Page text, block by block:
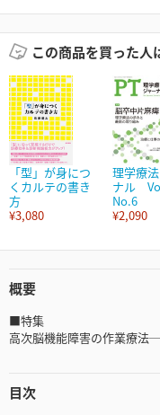
この商品を買った人
「型」が身につ
くカルテの書き
方
¥3,080
理学療
ナル
No.6
¥2,090
概要
■特集
高次脳機能障害の作業療法
目次